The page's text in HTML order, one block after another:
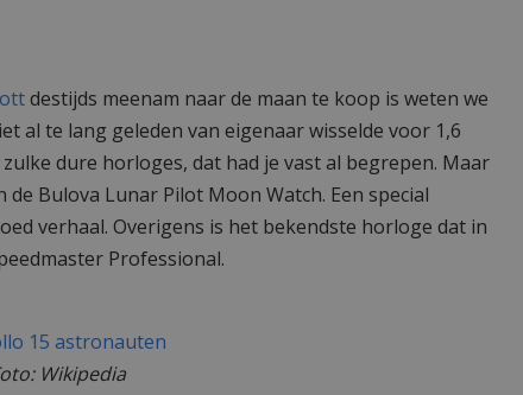
destijds meenam naar de maan te koop is weten we
al te lang geleden van eigenaar wisselde voor 1,6
dure horloges, dat had je vast al begrepen. Maar
de Bulova Lunar Pilot Moon Watch. Een special
verhaal. Overigens is het bekendste horloge dat in
Professional.
Wikipedia